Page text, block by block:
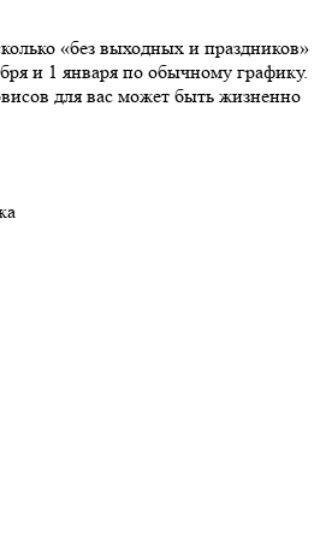
«без выходных и праздников»
и 1 января по обычному графику.
для вас может быть жизненно